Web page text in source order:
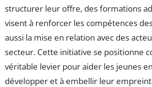
structurer leur offre, des formations
visent à renforcer les compétences
aussi la mise en relation avec des
secteur. Cette initiative se positionne
véritable levier pour aider les jeunes
développer et à embellir leur